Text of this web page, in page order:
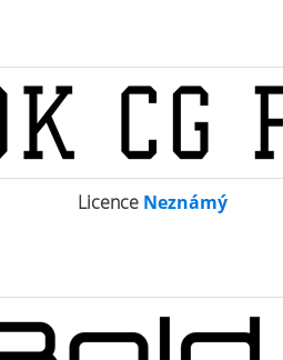
Licence Neznámý